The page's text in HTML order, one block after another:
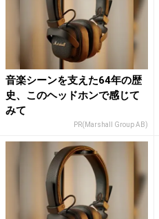
音楽シーンを支えた64年の歴
史、このヘッドホンで感じて
みて
PR(Marshall Group AB)